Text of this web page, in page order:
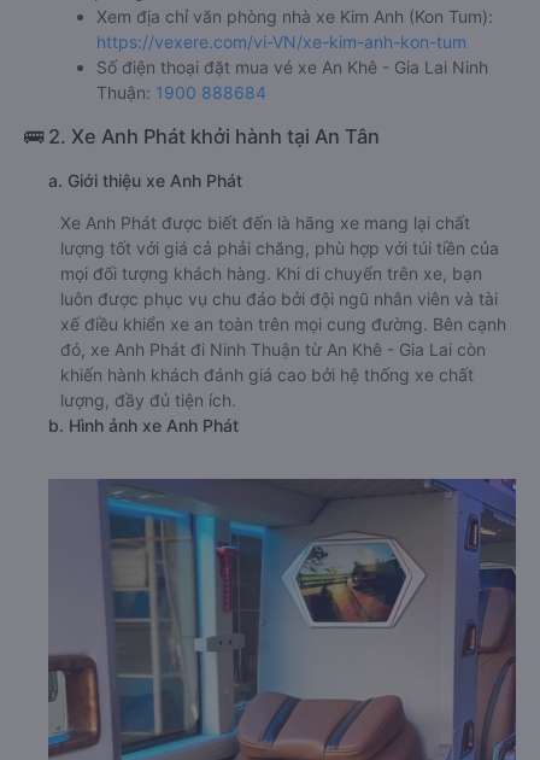
Xem địa chỉ văn phòng nhà xe Kim Anh (Kon Tum):
https://vexere.com/vi-VN/xe-kim-anh-kon-tum
Số điện thoại đặt mua vé xe An Khê - Gia Lai Ninh
Thuận: 1900 888684
🚌 2. Xe Anh Phát khởi hành tại An Tân
a. Giới thiệu xe Anh Phát
Xe Anh Phát được biết đến là hãng xe mang lại chất
lượng tốt với giá cả phải chăng, phù hợp với túi tiền của
mọi đối tượng khách hàng. Khi di chuyển trên xe, bạn
luôn được phục vụ chu đáo bởi đội ngũ nhân viên và tài
xế điều khiển xe an toàn trên mọi cung đường. Bên cạnh
đó, xe Anh Phát đi Ninh Thuận từ An Khê - Gia Lai còn
khiến hành khách đánh giá cao bởi hệ thống xe chất
lượng, đầy đủ tiện ích.
b. Hình ảnh xe Anh Phát